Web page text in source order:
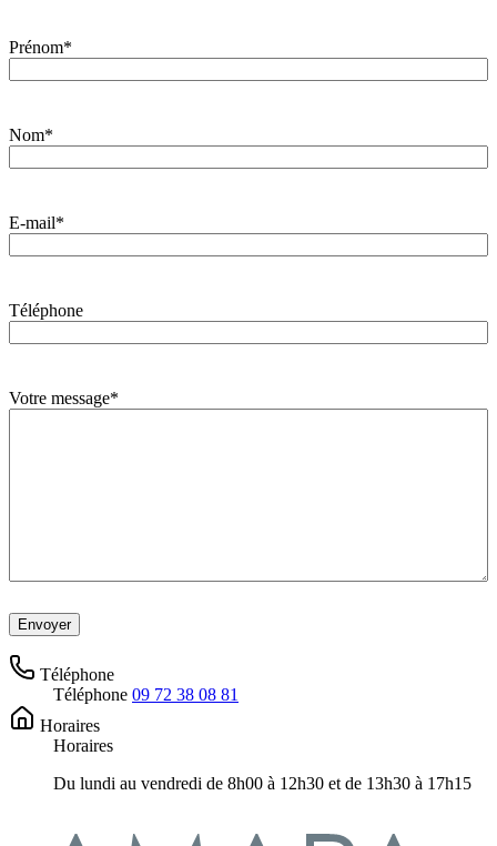
Prénom*
Nom*
E-mail*
Téléphone
Votre message*
Téléphone
Téléphone 09 72 38 08 81
Horaires
Horaires
Du lundi au vendredi de 8h00 à 12h30 et de 13h30 à 17h15